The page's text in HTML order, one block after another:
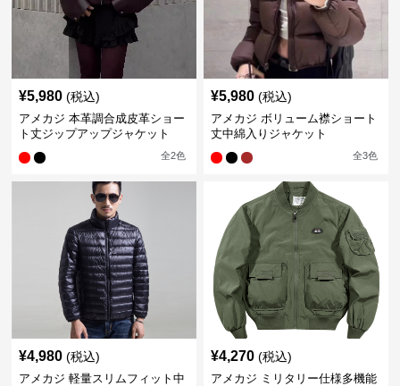
¥5,980 (税込)
アメカジ 本革調合成皮革ショー
ト丈ジップアップジャケット
全2色
¥5,980 (税込)
アメカジ ボリューム襟ショート
丈中綿入りジャケット
全3色
¥4,980 (税込)
アメカジ 軽量スリムフィット中
¥4,270 (税込)
アメカジ ミリタリー仕様多機能